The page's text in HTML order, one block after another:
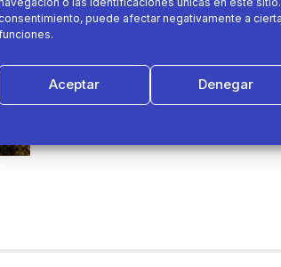
consentimiento, puede afectar negativamente a
Aceptar Denegar